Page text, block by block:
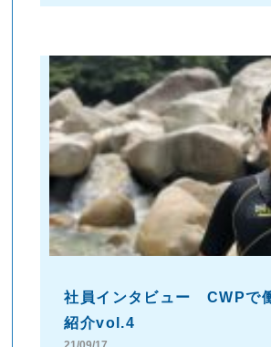
社員インタビュー CWPで
紹介vol.4